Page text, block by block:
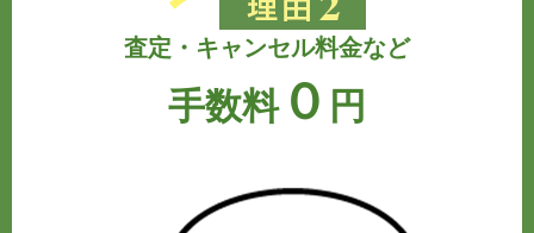
査定・キャンセル料金など
手数料０ 円